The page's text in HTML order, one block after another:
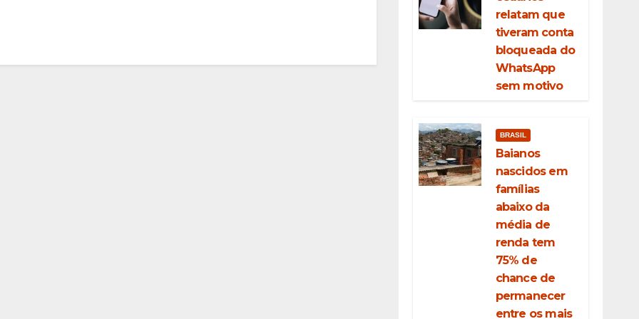
relatam que
tiveram conta
bloqueada do
WhatsApp
sem motivo
BRASIL
Baianos
nascidos em
famílias
abaixo da
média de
renda tem
75% de
chance de
permanecer
entre os mais